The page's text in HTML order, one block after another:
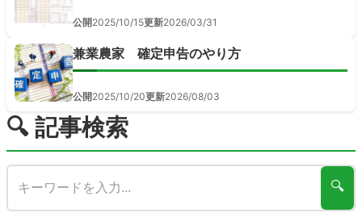
公開2025/10/15更新2026/03/31
兼業農家 確定申告のやり方
公開2025/10/20更新2026/08/03
🔍 記事検索
🔍